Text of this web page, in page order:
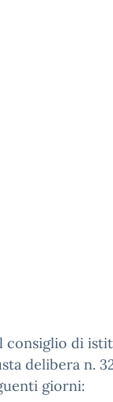
consiglio di
delibera n.
giorni: